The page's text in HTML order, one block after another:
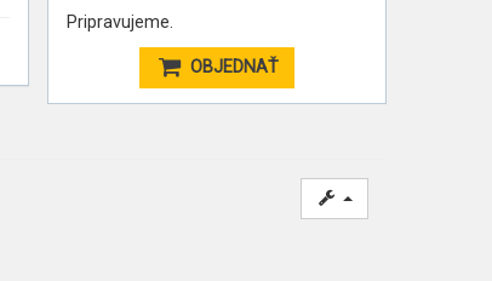
Pripravujeme.
OBJEDNAŤ